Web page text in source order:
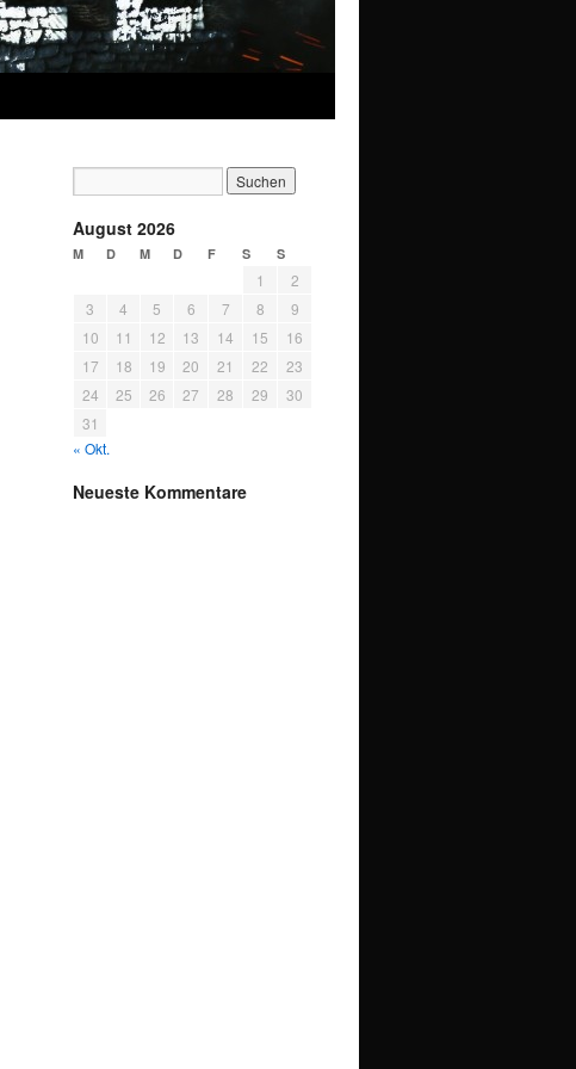
August 2026
M D M D F S S
1
2
3
4 5 6 7 8
9
10
11 12 13 14 15
16
17
18 19 20 21 22
23
24
25 26 27 28 29
30
31
« Okt.
Neueste Kommentare